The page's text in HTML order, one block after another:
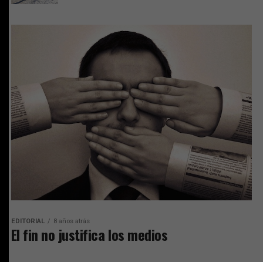
EDITORIAL 8 años atrás
El fin no justifica los medios